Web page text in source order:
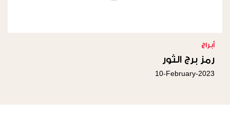
أبراج
رمز برج الثور
10-February-2023